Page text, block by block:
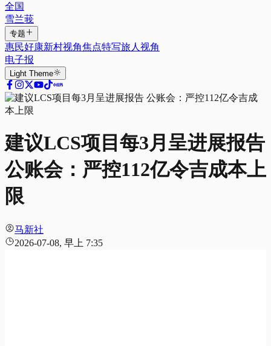
全国
雪兰莪
专题
惠民好康新村视角焦点特写旅人视角
电子报
Light Theme
建议LCS项目每3月呈进展报告
公账会：严控112亿令吉成本上
限
马新社
2026-07-08, 早上 7:35